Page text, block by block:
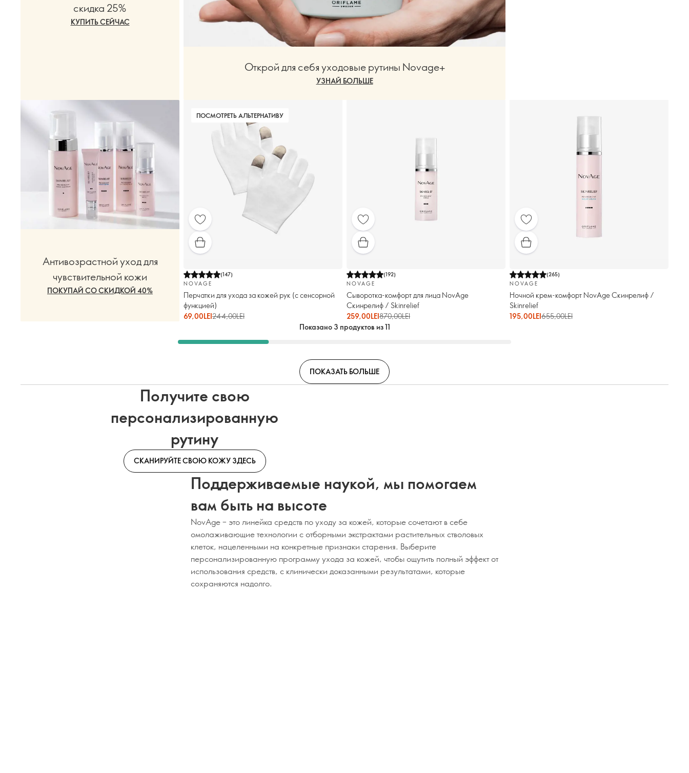
скидка 25%
КУПИТЬ СЕЙЧАС
Открой для себя уходовые рутины Novage+
УЗНАЙ БОЛЬШЕ
Антивозрастной уход для
чувствительной кожи
ПОКУПАЙ СО СКИДКОЙ 40%
ПОСМОТРЕТЬ АЛЬТЕРНАТИВУ
(147)
NOVAGE
Перчатки для ухода за кожей рук (с сенсорной
функцией)
69,00LEI244,00LEI
(192)
NOVAGE
Сыворотка-комфорт для лица NovAge
Скинрелиф / Skinrelief
259,00LEI870,00LEI
(265)
NOVAGE
Ночной крем-комфорт NovAge Скинрелиф /
Skinrelief
195,00LEI655,00LEI
Показано 3 продуктов из 11
ПОКАЗАТЬ БОЛЬШЕ
Получите свою
персонализированную
рутину
СКАНИРУЙТЕ СВОЮ КОЖУ ЗДЕСЬ
Поддерживаемые наукой, мы помогаем
вам быть на высоте
NovAge – это линейка средств по уходу за кожей, которые сочетают в себе
омолаживающие технологии с отборными экстрактами растительных стволовых
клеток, нацеленными на конкретные признаки старения. Выберите
персонализированную программу ухода за кожей, чтобы ощутить полный эффект от
использования средств, с клинически доказанными результатами, которые
сохраняются надолго.